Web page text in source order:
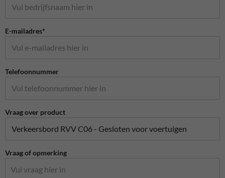
E-mailadres*
Telefoonnummer
Vraag over product
Vraag of opmerking